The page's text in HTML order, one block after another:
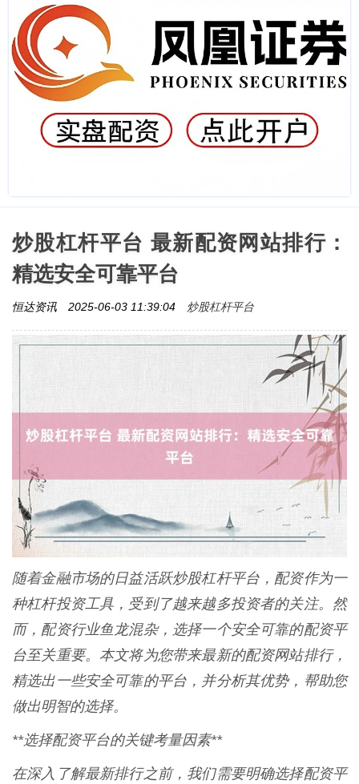
炒股杠杆平台 最新配资网站排行：
精选安全可靠平台
恒达资讯 2025-06-03 11:39:04 炒股杠杆平台
随着金融市场的日益活跃炒股杠杆平台，配资作为一
种杠杆投资工具，受到了越来越多投资者的关注。然
而，配资行业鱼龙混杂，选择一个安全可靠的配资平
台至关重要。本文将为您带来最新的配资网站排行，
精选出一些安全可靠的平台，并分析其优势，帮助您
做出明智的选择。
**选择配资平台的关键考量因素**
在深入了解最新排行之前，我们需要明确选择配资平